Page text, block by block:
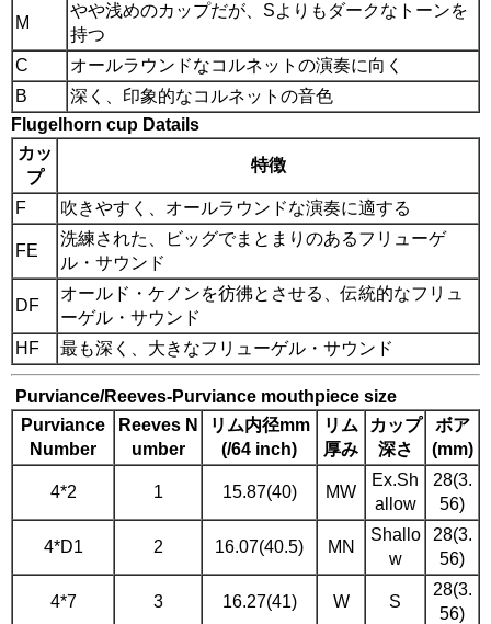
M
やや浅めのカップだが、Sよりもダークなトーンを
持つ
C
オールラウンドなコルネットの演奏に向く
B
深く、印象的なコルネットの音色
Flugelhorn cup Datails
カッ
プ
特徴
F 吹きやすく、オールラウンドな演奏に適する
FE
洗練された、ビッグでまとまりのあるフリューゲ
ル・サウンド
DF
オールド・ケノンを彷彿とさせる、伝統的なフリュ
ーゲル・サウンド
HF
最も深く、大きなフリューゲル・サウンド
Purviance/Reeves-Purviance mouthpiece size
Purviance
Number
Reeves N
umber
リム内径mm
(/64 inch)
リム
厚み
カップ
深さ
ボア
(mm)
4*2 1 15.87(40) MW
Ex.Sh
allow
28(3.
56)
4*D1 2 16.07(40.5) MN
Shallo
w
28(3.
56)
4*7 3 16.27(41) W S
28(3.
56)